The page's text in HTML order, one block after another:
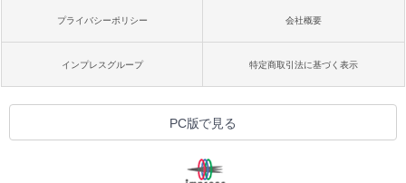
プライバシーポリシー 会社概要
インプレスグループ 特定商取引法に基づく表示
PC版で見る